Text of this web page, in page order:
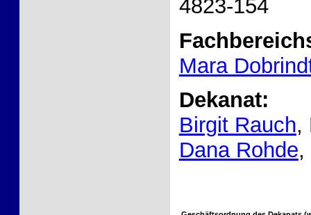
4823-154
Mara
Dekanat:
Birgit Rauch,
Dana Rohde,